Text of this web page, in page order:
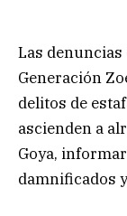
Las
Generación
delitos de
ascienden a
Goya,
damnificados